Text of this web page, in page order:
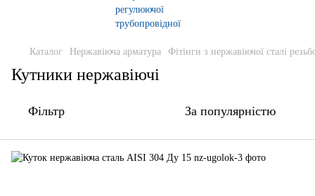
Каталог Нержавіюча арматура Фітінги з нержавіючої сталі
Кутники нержавіючі
Фільтр За популярністю